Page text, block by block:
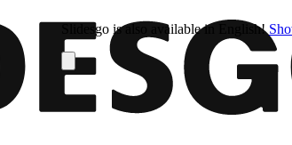
Slidesgo is also available in English!